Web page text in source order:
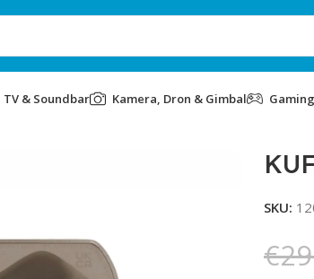
TV & Soundbar Kamera, Dron & Gimbal Gaming
SKU:
€